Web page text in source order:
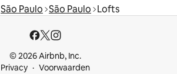
São Paulo São Paulo Lofts
© 2026 Airbnb, Inc.
Privacy
Voorwaarden